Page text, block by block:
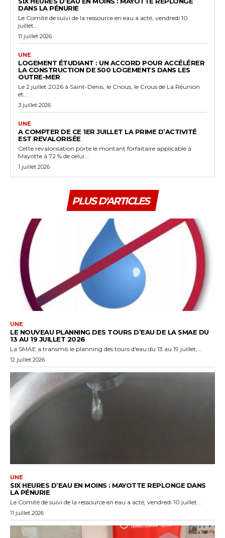
DANS LA PÉNURIE
Le Comité de suivi de la ressource en eau a acté, vendredi 10
juillet...
11 juillet 2026
UNE
LOGEMENT ÉTUDIANT : UN ACCORD POUR ACCÉLÉRER
LA CONSTRUCTION DE 500 LOGEMENTS DANS LES
OUTRE-MER
Le 2 juillet 2026 à Saint-Denis, le Cnous, le Crous de La Réunion
et...
3 juillet 2026
UNE
A COMPTER DE CE 1ER JUILLET LA PRIME D’ACTIVITÉ
EST REVALORISÉE
Cette revalorisation porte le montant forfaitaire applicable à
Mayotte à 72 % de celui...
1 juillet 2026
PLUS D'ARTICLES
UNE
LE NOUVEAU PLANNING DES TOURS D’EAU DE LA SMAE DU
13 AU 19 JUILLET 2026
La SMAE a transmis le planning des tours d'eau du 13 au 19 juillet,...
12 juillet 2026
UNE
SIX HEURES D’EAU EN MOINS : MAYOTTE REPLONGE DANS
LA PÉNURIE
Le Comité de suivi de la ressource en eau a acté, vendredi 10 juillet...
11 juillet 2026